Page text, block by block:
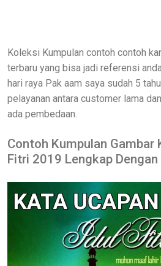
Koleksi Kumpulan contoh contoh
terbaru yang bisa jadi referensi
hari raya Pak aam saya sudah 5
pelayanan antara customer lama
ada pembedaan.
Contoh Kumpulan Gambar
Fitri 2019 Lengkap